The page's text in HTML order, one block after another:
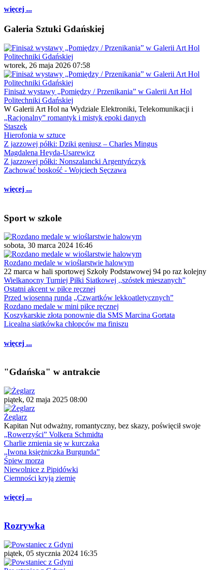
więcej ...
Galeria Sztuki Gdańskiej
wtorek, 26 maja 2026 07:58
Finisaż wystawy „Pomiędzy / Przenikania” w Galerii Art Hol
Politechniki Gdańskiej
W Galerii Art Hol na Wydziale Elektroniki, Telekomunikacji i
„Racjonalny” romantyk i mistyk epoki danych
Staszek
Hierofonia w sztuce
Z jazzowej półki: Dziki geniusz – Charles Mingus
Magdalena Heyda-Usarewicz
Z jazzowej półki: Nonszalancki Argentyńczyk
Zachować boskość - Wojciech Sęczawa
więcej ...
Sport w szkole
sobota, 30 marca 2024 16:46
Rozdano medale w wioślarstwie halowym
22 marca w hali sportowej Szkoły Podstawowej 94 po raz kolejny
Wielkanocny Turniej Piłki Siatkowej ,,szóstek mieszanych”
Ostatni akcent w piłce ręcznej
Przed wiosenną rundą „Czwartków lekkoatletycznych”
Rozdano medale w mini piłce ręcznej
Koszykarskie złota ponownie dla SMS Marcina Gortata
Licealna siatkówka chłopców ma finiszu
więcej ...
"Gdańska" w antrakcie
piątek, 02 maja 2025 08:00
Żeglarz
Kapitan Nut odważny, romantyczny, bez skazy, poświęcił swoje
„Rowerzyści” Volkera Schmidta
Charlie zmienia się w kurczaka
„Iwona księżniczka Burgunda”
Śpiew morza
Niewolnice z Pipidówki
Ciemności kryją ziemię
więcej ...
Rozrywka
piątek, 05 stycznia 2024 16:35